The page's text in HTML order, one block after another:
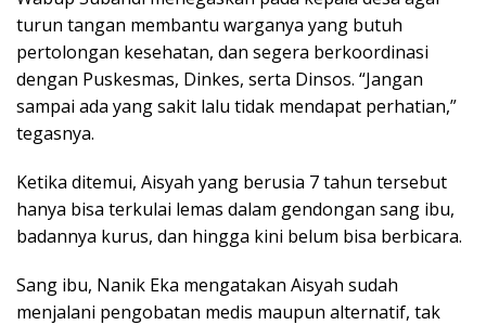
turun tangan membantu warganya yang butuh
pertolongan kesehatan, dan segera berkoordinasi
dengan Puskesmas, Dinkes, serta Dinsos. “Jangan
sampai ada yang sakit lalu tidak mendapat perhatian,”
tegasnya.
Ketika ditemui, Aisyah yang berusia 7 tahun tersebut
hanya bisa terkulai lemas dalam gendongan sang ibu,
badannya kurus, dan hingga kini belum bisa berbicara.
Sang ibu, Nanik Eka mengatakan Aisyah sudah
menjalani pengobatan medis maupun alternatif, tak